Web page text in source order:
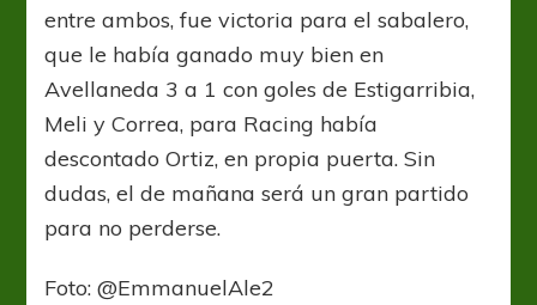
entre ambos, fue victoria para el sabalero,
que le había ganado muy bien en
Avellaneda 3 a 1 con goles de Estigarribia,
Meli y Correa, para Racing había
descontado Ortiz, en propia puerta. Sin
dudas, el de mañana será un gran partido
para no perderse.
Foto: @EmmanuelAle2